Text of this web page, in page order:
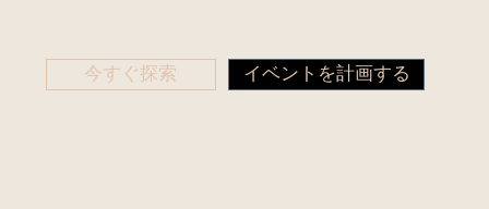
今すぐ探索 イベントを計画する